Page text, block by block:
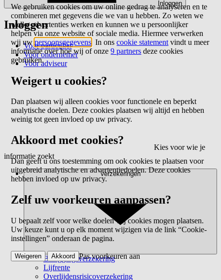
Inloggen
Inloggen
Voor particulier
Voor ondernemer
Voor adviseur
Kies voor wie je
informatie zoekt
Verzekeringen
Beleggingsverzekering
Lijfrente
Overlijdensrisicoverzekering
We gebruiken cookies om uw online gedrag te analyseren en te
combineren met gegevens die we van u hebben. Zo weten we
welke advertenties werken en kunnen we u persoonlijker
helpen via onze website of sociale media. Hiermee verwerken
wij uwpersoonsgegevens . In onscookie statement vindt u meer
informatie over hoe wij of onze9 partners deze cookies
gebruiken.
Weigert u cookies?
Dan plaatsen wij alleen cookies voor functionele en beperkt
analytische doelen. Deze cookies plaatsen wij altijd en hebben
weinig tot geen invloed op uw privacy.
Akkoord met cookies?
Dan geeft u ons toestemming om ook cookies te plaatsen voor
uitgebreid analytische en advertentiedoelen. Deze cookies
hebben invloed op uw privacy.
Zelf uw voorkeuren aanpassen?
U bepaalt zelf voor welke doelen wij cookies mogen plaatsen.
Uw keuze kunt u op elk moment wijzigen via de link “Cookie-
instellingen” onderaan de pagina.
Pas voorkeuren aan
Weigeren Akkoord